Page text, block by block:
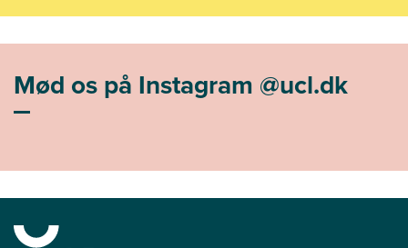
Mød os på Instagram @ucl.dk